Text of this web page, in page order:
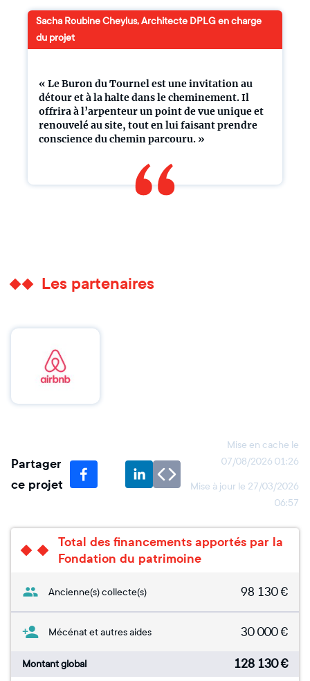
« Le Buron du Tournel est une invitation au
détour et à la halte dans le cheminement. Il
offrira à l’arpenteur un point de vue unique et
renouvelé au site, tout en lui faisant prendre
conscience du chemin parcouru. »
Sacha Roubine Cheylus, Architecte DPLG en charge
du projet
Les partenaires
Partager
ce projet
Mise en cache le
07/08/2026 01:26
Mise à jour le 27/03/2026
06:57
Total des financements apportés par la
Fondation du patrimoine
Ancienne(s) collecte(s) 98 130€
Mécénat et autres aides 30 000€
Montant global 128 130€